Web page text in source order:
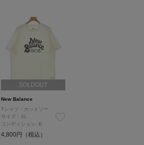
SOLDOUT
New Balance
Tシャツ・カットソー
サイズ：XL
コンディション: B
4,800円（税込）